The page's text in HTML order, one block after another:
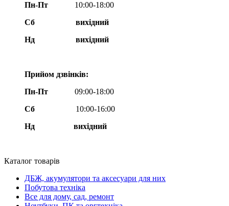
Пн-Пт
10:00-18:00
Сб
вихідний
Нд
вихідний
Прийом дзвінків:
Пн-Пт
09:00-18:00
Сб
10:00-16:00
Нд вихідний
Каталог товарів
ДБЖ, акумулятори та аксесуари для них
Побутова техніка
Все для дому, сад, ремонт